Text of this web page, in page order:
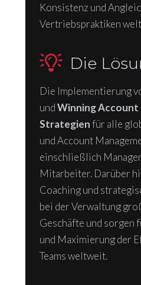
Konsistenz und
Vertriebspraktiken
Die
Die Implementierung
undWinning Account
Strategienfür alle
und Account
einschließlich
Mitarbeiter. Darüber
Coaching und
bei der Verwaltung
Geschäfte und sorgen
und Maximierung der
Teams weltweit.